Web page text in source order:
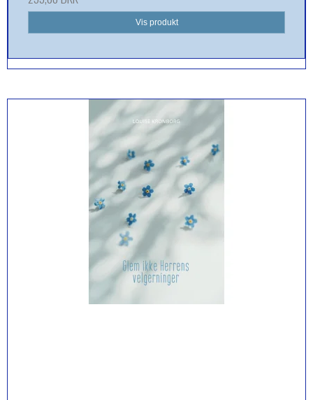
Vis produkt